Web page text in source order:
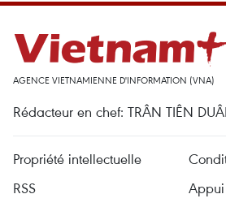
AGENCE VIETNAMIENNE D'INFORMATION (VNA)
Rédacteur en chef: TRÂN TIÊN
Propriété intellectuelle
RSS
Appui